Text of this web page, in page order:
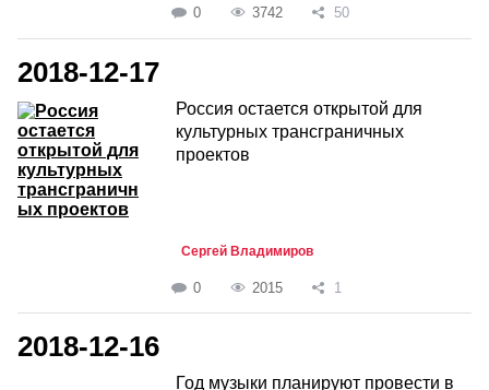
0 3742 50
2018-12-17
Россия остается открытой для
культурных трансграничных
проектов
Сергей Владимиров
0 2015 1
2018-12-16
Год музыки планируют провести в